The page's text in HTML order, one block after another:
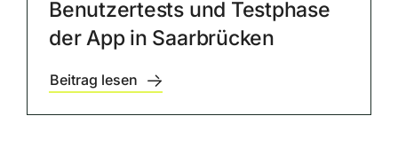
Benutzertests und Testphase
der App in Saarbrücken
Beitrag lesen